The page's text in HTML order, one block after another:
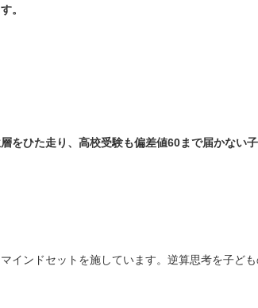
。
をひた走り、高校受験も偏差値60まで届かない
インドセットを施しています。逆算思考を子ど